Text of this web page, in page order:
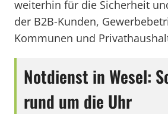
weiterhin für die Sicherheit
der B2B-Kunden,
Kommunen und
Notdienst in Wesel:
rund um die Uhr